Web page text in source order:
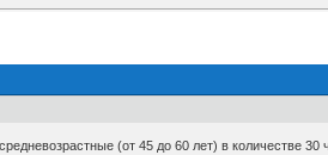
(от 45 до 60 лет) в количестве 30